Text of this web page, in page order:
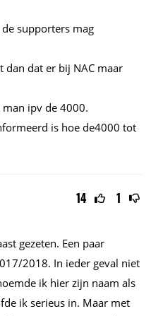
supporters mag
dan dat er bij NAC maar
ipv de 4000.
is hoe de4000 tot
14 1
gezeten. Een paar
2018. In ieder geval niet
ik hier zijn naam als
ik serieus in. Maar met